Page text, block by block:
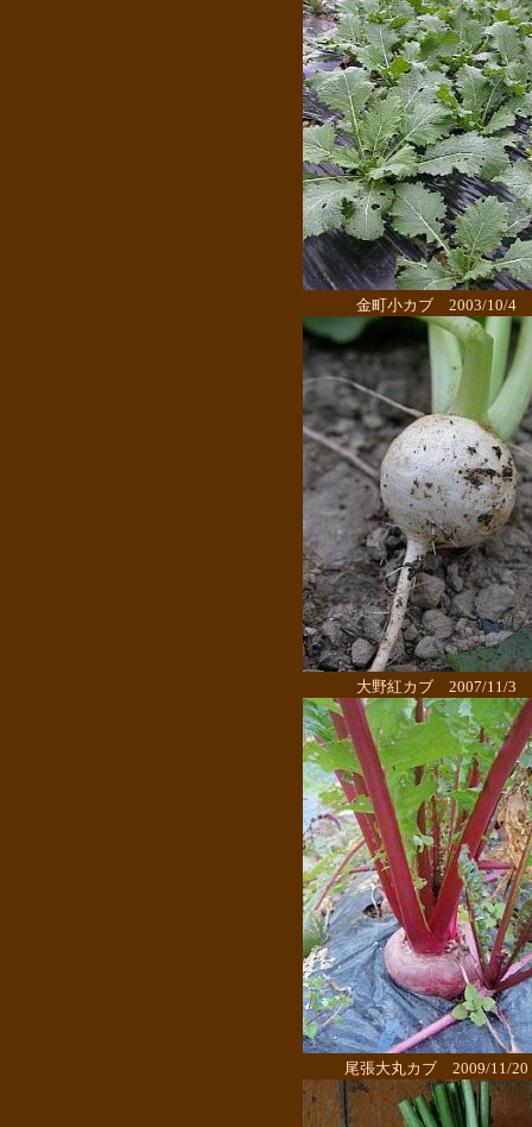
金町小カブ 2003/10/4
大野紅カブ 2007/11/3
尾張大丸カブ 2009/11/20